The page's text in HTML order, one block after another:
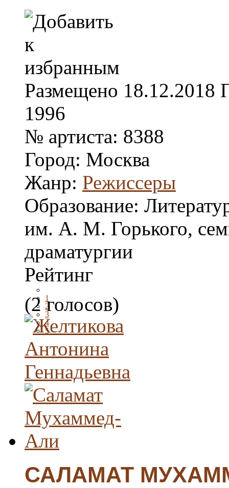
Размещено 18.12.2018
1996
№ артиста: 8388
Город: Москва
Жанр: Режиссеры
Образование:
им. А. М. Горького,
драматургии
Рейтинг
1
2
3
4
5
(2 голосов)
САЛАМАТ